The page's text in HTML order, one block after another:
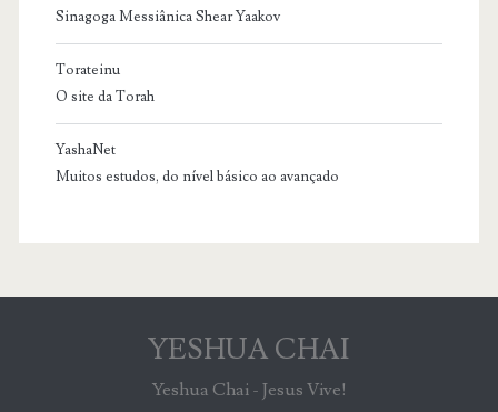
Sinagoga Messiânica Shear Yaakov
Torateinu
O site da Torah
YashaNet
Muitos estudos, do nível básico ao avançado
YESHUA CHAI
Yeshua Chai - Jesus Vive!